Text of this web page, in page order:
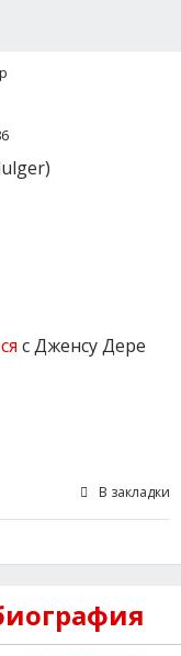
с Дженсу Дере
В закладки